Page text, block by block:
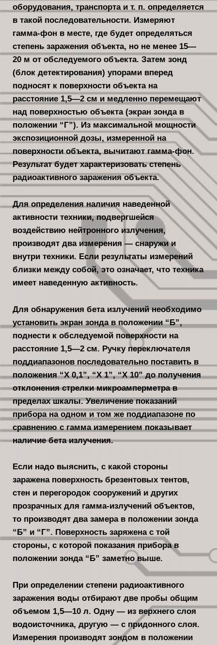
оборудования, транспорта и т. п. определяется
в та­кой последовательности. Измеряют
гамма-фон в месте, где будет опреде­ляться
степень заражения объекта, но не менее 15—
20 м от обследуемого объ­екта. Затем зонд
(блок детектирова­ния) упорами вперед
подносят к повер­хности объекта на
расстояние 1,5—2 см и медленно перемещают
над поверх­ностью объекта (экран зонда в
поло­жении “Г”). Из максимальной мощно­сти
экспозиционной дозы, измеренной на
поверхности объекта, вычитают гам­ма-фон.
Результат будет характеризо­вать степень
радиоактивного зараже­ния объекта.
Для определения наличия наведенной
активности тех­ники, подвергшейся
воздействию ней­тронного излучения,
производят два из­мерения — снаружи и
внутри техники. Если результаты измерений
близки между собой, это означает, что техни­ка
имеет наведенную активность.
Для обнаружения бета из­лучений необходимо
установить эк­ран зонда в положении “Б”,
поднести к обследуемой поверхности на
рассто­яние 1,5—2 см. Ручку переключателя
поддиапазонов последовательно поста­вить в
положения “X 0,1”, “X 1”, “X 10” до получения
отклонения стрелки мик­роамперметра в
пределах шкалы. Уве­личение показаний
прибора на одном и том же поддиапазоне по
сравнению с гамма измерением показывает
нали­чие бета излучения.
Если надо выяснить, с какой сторо­ны
заражена поверхность брезентовых тентов,
стен и перегородок сооружений и других
прозрачных для гамма-излу­чений объектов,
то производят два за­мера в положении зонда
“Б” и “Г”. Поверхность заряжена с той
стороны, с которой показания прибора в
положе­нии зонда “Б” заметно выше.
При определении степени радиоактивного
заражения воды отбирают две пробы общим
объемом 1,5—10 л. Одну — из верх­него слоя
водоисточника, другую — с придонного слоя.
Измерения произво­дят зондом в положении